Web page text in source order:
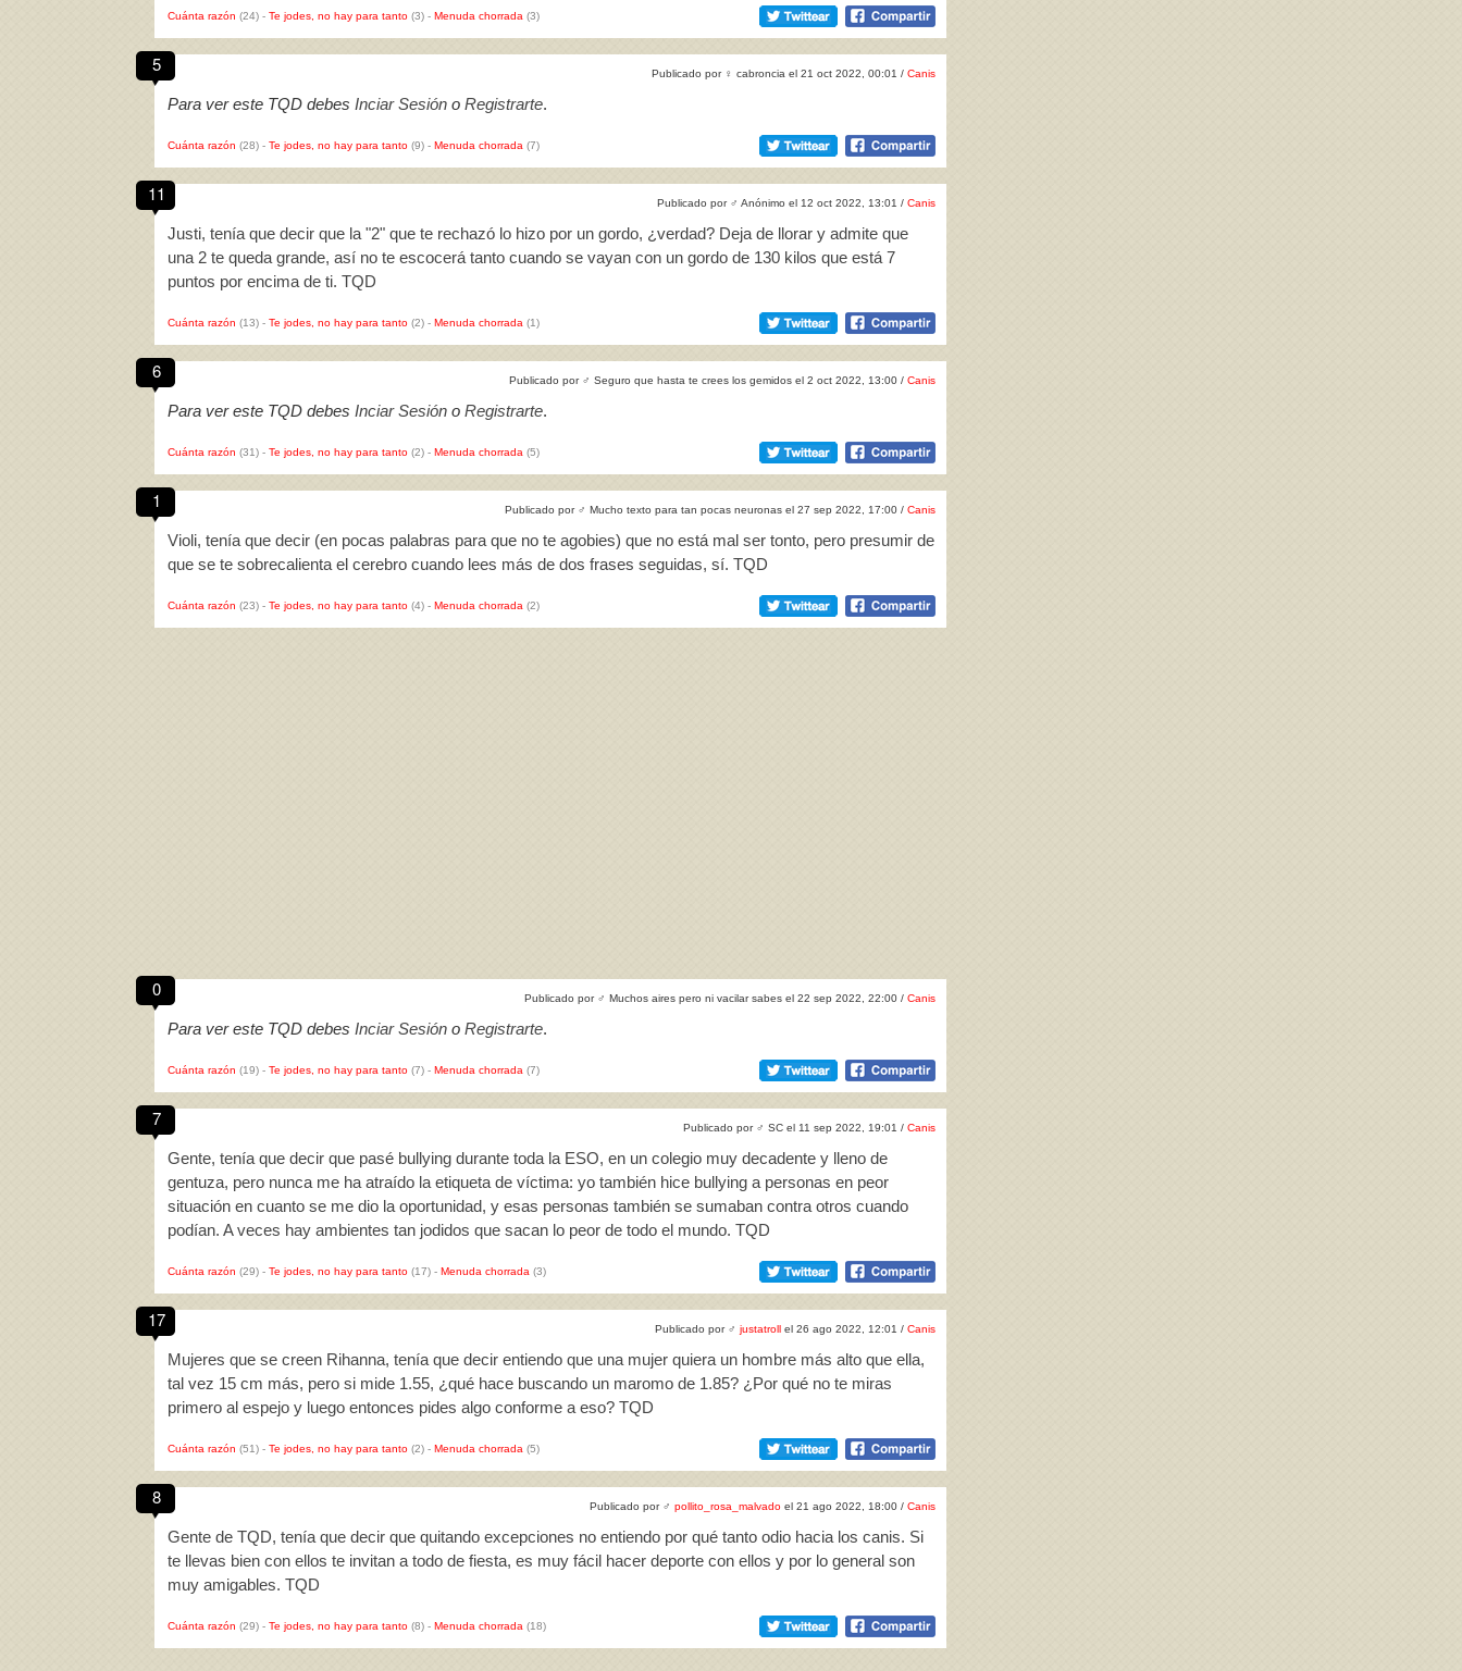
Cuánta razón (24) - Te jodes, no hay para tanto (3) - Menuda chorrada (3)
5 Publicado por ♀ cabroncia el 21 oct 2022, 00:01 / Canis
Para ver este TQD debes Inciar Sesión o Registrarte.
Cuánta razón (28) - Te jodes, no hay para tanto (9) - Menuda chorrada (7)
11 Publicado por ♂ Anónimo el 12 oct 2022, 13:01 / Canis
Justi, tenía que decir que la "2" que te rechazó lo hizo por un gordo, ¿verdad? Deja de llorar y admite que
una 2 te queda grande, así no te escocerá tanto cuando se vayan con un gordo de 130 kilos que está 7
puntos por encima de ti. TQD
Cuánta razón (13) - Te jodes, no hay para tanto (2) - Menuda chorrada (1)
6 Publicado por ♂ Seguro que hasta te crees los gemidos el 2 oct 2022, 13:00 / Canis
Para ver este TQD debes Inciar Sesión o Registrarte.
Cuánta razón (31) - Te jodes, no hay para tanto (2) - Menuda chorrada (5)
1 Publicado por ♂ Mucho texto para tan pocas neuronas el 27 sep 2022, 17:00 / Canis
Violi, tenía que decir (en pocas palabras para que no te agobies) que no está mal ser tonto, pero presumir de
que se te sobrecalienta el cerebro cuando lees más de dos frases seguidas, sí. TQD
Cuánta razón (23) - Te jodes, no hay para tanto (4) - Menuda chorrada (2)
0 Publicado por ♂ Muchos aires pero ni vacilar sabes el 22 sep 2022, 22:00 / Canis
Para ver este TQD debes Inciar Sesión o Registrarte.
Cuánta razón (19) - Te jodes, no hay para tanto (7) - Menuda chorrada (7)
7 Publicado por ♂ SC el 11 sep 2022, 19:01 / Canis
Gente, tenía que decir que pasé bullying durante toda la ESO, en un colegio muy decadente y lleno de
gentuza, pero nunca me ha atraído la etiqueta de víctima: yo también hice bullying a personas en peor
situación en cuanto se me dio la oportunidad, y esas personas también se sumaban contra otros cuando
podían. A veces hay ambientes tan jodidos que sacan lo peor de todo el mundo. TQD
Cuánta razón (29) - Te jodes, no hay para tanto (17) - Menuda chorrada (3)
17 Publicado por ♂ justatroll el 26 ago 2022, 12:01 / Canis
Mujeres que se creen Rihanna, tenía que decir entiendo que una mujer quiera un hombre más alto que ella,
tal vez 15 cm más, pero si mide 1.55, ¿qué hace buscando un maromo de 1.85? ¿Por qué no te miras
primero al espejo y luego entonces pides algo conforme a eso? TQD
Cuánta razón (51) - Te jodes, no hay para tanto (2) - Menuda chorrada (5)
8 Publicado por ♂ pollito_rosa_malvado el 21 ago 2022, 18:00 / Canis
Gente de TQD, tenía que decir que quitando excepciones no entiendo por qué tanto odio hacia los canis. Si
te llevas bien con ellos te invitan a todo de fiesta, es muy fácil hacer deporte con ellos y por lo general son
muy amigables. TQD
Cuánta razón (29) - Te jodes, no hay para tanto (8) - Menuda chorrada (18)